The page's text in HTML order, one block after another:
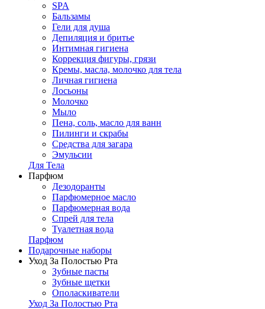
SPA
Бальзамы
Гели для душа
Депиляция и бритье
Интимная гигиена
Коррекция фигуры, грязи
Кремы, масла, молочко для тела
Личная гигиена
Лосьоны
Молочко
Мыло
Пена, соль, масло для ванн
Пилинги и скрабы
Средства для загара
Эмульсии
Для Тела
Парфюм
Дезодоранты
Парфюмерное масло
Парфюмерная вода
Спрей для тела
Туалетная вода
Парфюм
Подарочные наборы
Уход За Полостью Рта
Зубные пасты
Зубные щетки
Ополаскиватели
Уход За Полостью Рта